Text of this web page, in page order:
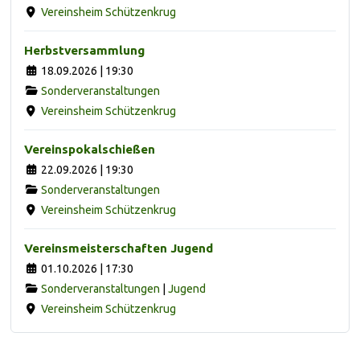
Vereinsheim Schützenkrug
Herbstversammlung
18.09.2026 | 19:30
Sonderveranstaltungen
Vereinsheim Schützenkrug
Vereinspokalschießen
22.09.2026 | 19:30
Sonderveranstaltungen
Vereinsheim Schützenkrug
Vereinsmeisterschaften Jugend
01.10.2026 | 17:30
Sonderveranstaltungen
Jugend
Vereinsheim Schützenkrug